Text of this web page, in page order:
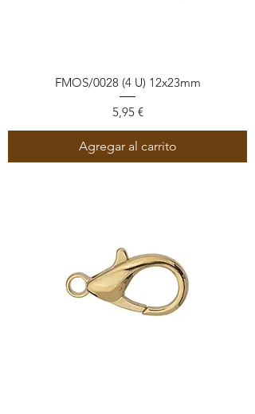
FMOS/0028 (4 U) 12x23mm
Precio
5,95 €
Agregar al carrito